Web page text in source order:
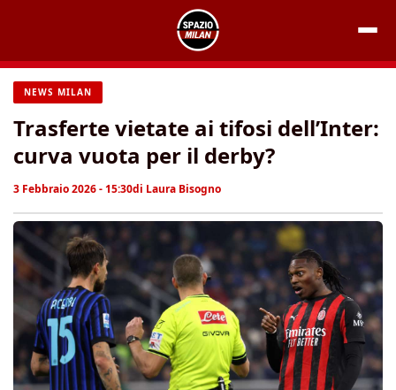
contenuto
NEWS MILAN
Trasferte vietate ai tifosi dell’Inter:
curva vuota per il derby?
3 Febbraio 2026 - 15:30di Laura Bisogno